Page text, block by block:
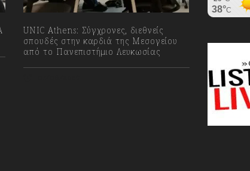
UNIC Athens: Σύγχρονες, διεθνείς
σπουδές στην καρδιά της Μεσογείου
από το Πανεπιστήμιο Λευκωσίας